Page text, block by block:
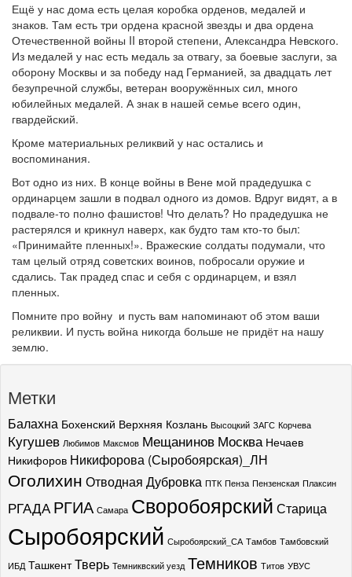
Ещё у нас дома есть целая коробка орденов, медалей и
знаков. Там есть три ордена красной звезды и два ордена
Отечественной войны II второй степени, Александра Невского.
Из медалей у нас есть медаль за отвагу, за боевые заслуги, за
оборону Москвы и за победу над Германией, за двадцать лет
безупречной службы, ветеран вооружённых сил, много
юбилейных медалей. А знак в нашей семье всего один,
гвардейский.
Кроме материальных реликвий у нас остались и
воспоминания.
Вот одно из них. В конце войны в Вене мой прадедушка с
ординарцем зашли в подвал одного из домов. Вдруг видят, а в
подвале-то полно фашистов! Что делать? Но прадедушка не
растерялся и крикнул наверх, как будто там кто-то был:
«Принимайте пленных!». Вражеские солдаты подумали, что
там целый отряд советских воинов, побросали оружие и
сдались. Так прадед спас и себя с ординарцем, и взял
пленных.
Помните про войну и пусть вам напоминают об этом ваши
реликвии. И пусть война никогда больше не придёт на нашу
землю.
Метки
Балахна Бохенский Верхняя Козлань Высоцкий ЗАГС Корчева
Кугушев Любимов Максмов Мещанинов Москва Нечаев
Никифоров Никифорова (Сыробоярская)_ЛН
Оголихин Отводная Дубровка ПТК Пенза Пензенская Плаксин
РГАДА РГИА Самара Своробоярский Старица
Сыробоярский Сыробоярский_СА Тамбов Тамбовский
ИБД Ташкент Тверь Темниквский уезд Темников Титов УВУС